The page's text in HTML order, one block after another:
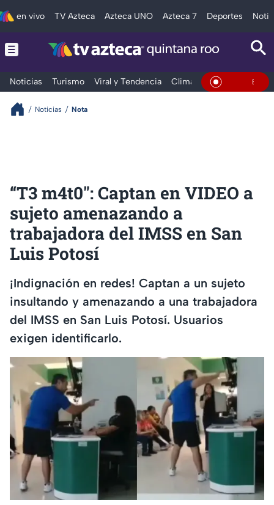
en vivo TV Azteca Azteca UNO Azteca 7 Deportes
Noticias Turismo Viral y Tendencia Clima Tráfico En Vivo
Noticias Nota
“T3 m4t0": Captan en VIDEO a
sujeto amenazando a
trabajadora del IMSS en San
Luis Potosí
¡Indignación en redes! Captan a un sujeto
insultando y amenazando a una trabajadora
del IMSS en San Luis Potosí. Usuarios
exigen identificarlo.